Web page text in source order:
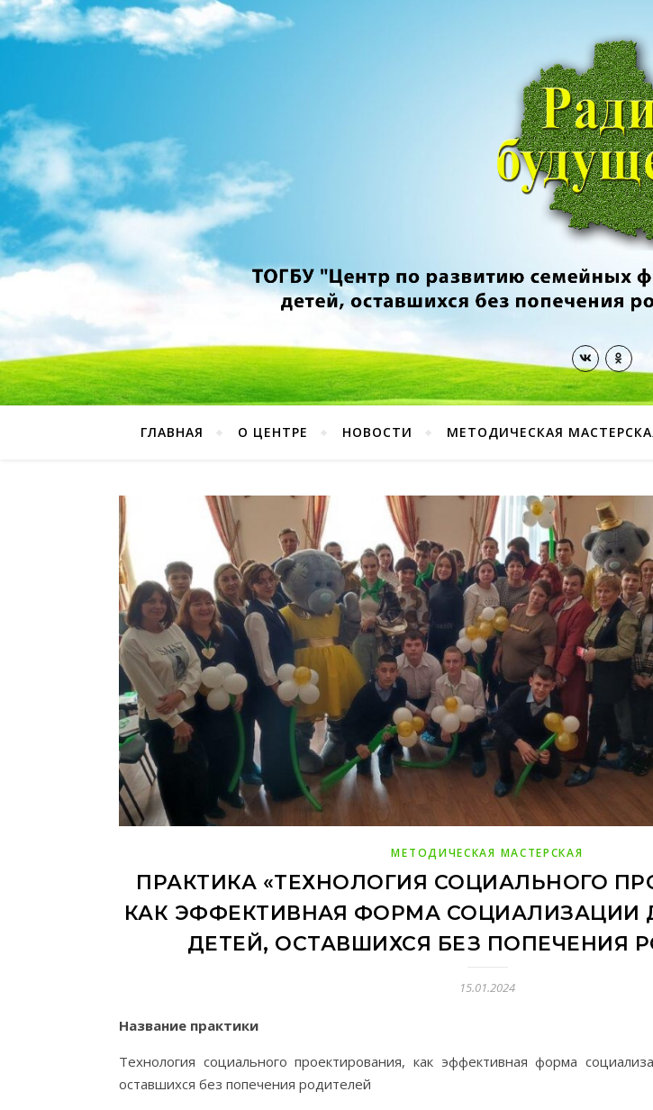
ГЛАВНАЯ О ЦЕНТРЕ НОВОСТИ МЕТОДИЧЕСКАЯ
МЕТОДИЧЕСКАЯ МАСТЕРСКАЯ
ПРАКТИКА «ТЕХНОЛОГИЯ СОЦИАЛЬНОГО
КАК ЭФФЕКТИВНАЯ ФОРМА СОЦИАЛИЗАЦИИ
ДЕТЕЙ, ОСТАВШИХСЯ БЕЗ ПОПЕЧЕНИЯ
15.01.2024
Название практики
Технология социального проектирования, как эффективная форма
оставшихся без попечения родителей